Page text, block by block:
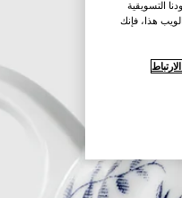
التسويقية
هذا، فإنك